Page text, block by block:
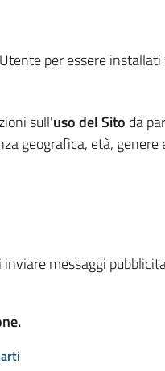
per essere
sull'uso del Sito da
geografica, età,
messaggi